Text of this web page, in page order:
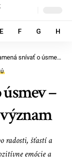
E F G H
o úsmev – 16 úsmev snov a ich význam
Ú
–
radosti, šťastí a
emócie a